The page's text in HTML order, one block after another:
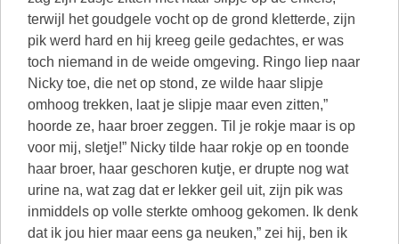
terwijl het goudgele vocht op de grond kletterde, zijn
pik werd hard en hij kreeg geile gedachtes, er was
toch niemand in de weide omgeving. Ringo liep naar
Nicky toe, die net op stond, ze wilde haar slipje
omhoog trekken, laat je slipje maar even zitten,”
hoorde ze, haar broer zeggen. Til je rokje maar is op
voor mij, sletje!” Nicky tilde haar rokje op en toonde
haar broer, haar geschoren kutje, er drupte nog wat
urine na, wat zag dat er lekker geil uit, zijn pik was
inmiddels op volle sterkte omhoog gekomen. Ik denk
dat ik jou hier maar eens ga neuken,” zei hij, ben ik